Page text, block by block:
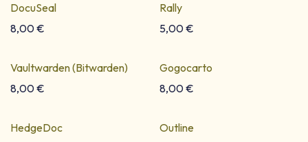
Signatures certifiées
DocuSeal
8,00€ Sondages
Rally
5,00€
Gestionnaire de mdp
Vaultwarden (Bitwarden)
8,00€ Cartographie
Gogocarto
8,00€
HedgeDoc
Outline